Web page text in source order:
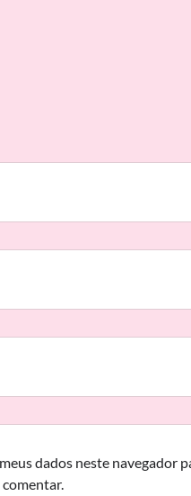
dados neste navegador
comentar.